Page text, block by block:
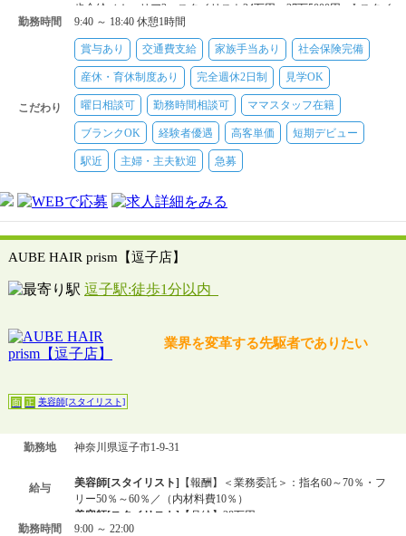
歩合給／★エリア2：スタイリスト24万円～27万5000円、Jrスタイ
リスト21万900
美容師[アシスタント(中途)] 【月給】★エリア1：21万4000円～22
万4000円＋歩合給／★エリア2：20万9000円～21万9000円＋歩合
給
美容師[スタイリスト]【時給】★エリア1：1350円～1450円／★エ
リア2：1300円～1400円／自毛メニューのみスタイリスト1250円
～1350円
勤務時間 9:40 ～ 18:40 休憩1時間
こだわり
賞与あり 交通費支給 家族手当あり 社会保険完備
産休・育休制度あり 完全週休2日制 見学OK
曜日相談可 勤務時間相談可 ママスタッフ在籍
ブランクOK 経験者優遇 高客単価 短期デビュー
駅近 主婦・主夫歓迎 急募
AUBE HAIR prism【逗子店】
逗子駅:徒歩1分以内
業界を変革する先駆者でありたい
面 正 美容師[スタイリスト]
勤務地 神奈川県逗子市1‐9‐31
給与 美容師[スタイリスト] 【報酬】＜業務委託＞：指名60～70％・フ
リー50％～60％／（内材料費10％）
美容師[スタイリスト] 【月給】28万円～
勤務時間
9:00 ～ 22:00